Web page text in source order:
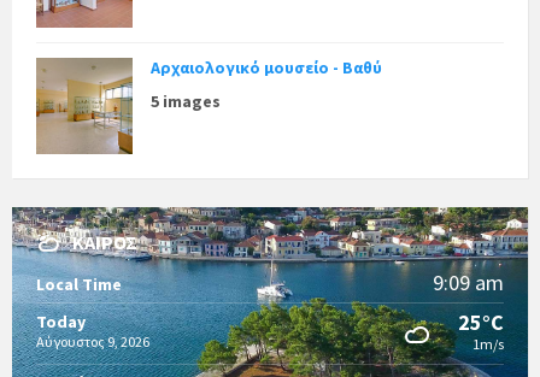
Αρχαιολογικό μουσείο - Βαθύ
5 images
ΚΑΙΡΌΣ
Local Time 9:09 am
Today
Αύγουστος 9, 2026
25°C
1m/s